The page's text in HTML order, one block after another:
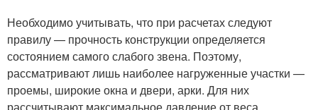
Необходимо учитывать, что при расчетах следуют
правилу — прочность конструкции определяется
состоянием самого слабого звена. Поэтому,
рассматривают лишь наиболее нагруженные участки —
проемы, широкие окна и двери, арки. Для них
рассчитывают максимальное давление от веса